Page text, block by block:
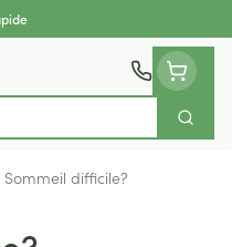
Sommeil difficile?